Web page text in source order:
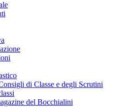
di Classe e degli Scrutini
del Bocchialini